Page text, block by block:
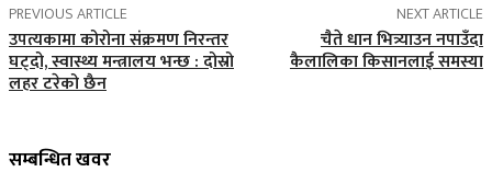
PREVIOUS ARTICLE
उपत्यकामा कोरोना संक्रमण निरन्तर
घट्दो, स्वास्थ्य मन्त्रालय भन्छ : दोस्रो
लहर टरेको छैन
NEXT ARTICLE
चैते धान भित्र्याउन नपाउँदा
कैलालिका किसानलाई समस्या
सम्बन्धित खवर